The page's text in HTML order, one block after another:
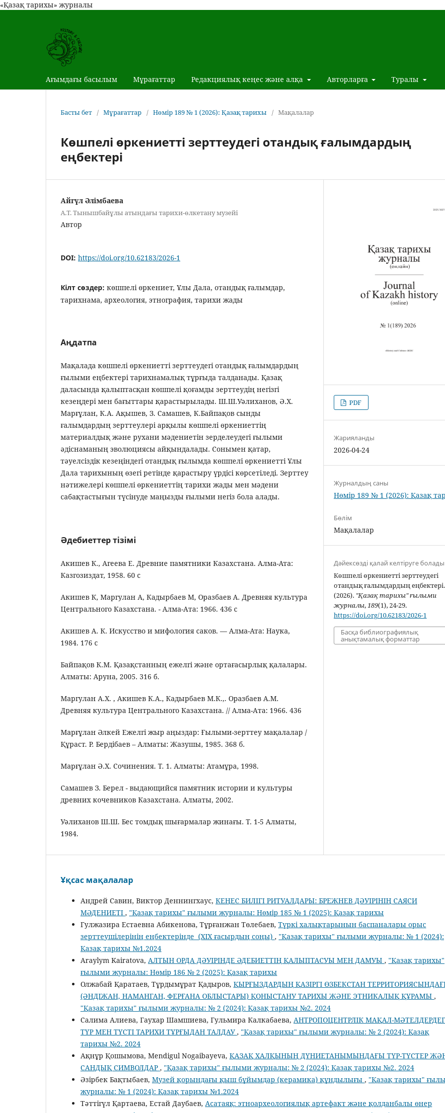
«Қазақ тарихы» журналы
Ағымдағы басылым Мұрағаттар Редакциялық кеңес және алқа Авторларға Туралы
Басты бет / Мұрағаттар / Нөмір 189 № 1 (2026): Қазақ тарихы / Мақалалар
Көшпелі өркениетті зерттеудегі отандық ғалымдардың
еңбектері
Айгүл Әлімбаева
А.Т. Тынышбайұлы атындағы тарихи-өлкетану музейі
Автор
DOI: https://doi.org/10.62183/2026-1
Кілт сөздер: көшпелі өркениет, Ұлы Дала, отандық ғалымдар,
тарихнама, археология, этнография, тарихи жады
Аңдатпа
Мақалада көшпелі өркениетті зерттеудегі отандық ғалымдардың
ғылыми еңбектері тарихнамалық тұрғыда талданады. Қазақ
даласында қалыптасқан көшпелі қоғамды зерттеудің негізгі
кезеңдері мен бағыттары қарастырылады. Ш.Ш.Уәлиханов, Ә.Х.
Марғұлан, К.А. Ақышев, З. Самашев, К.Байпақов сынды
ғалымдардың зерттеулері арқылы көшпелі өркениеттің
материалдық және рухани мәдениетін зерделеудегі ғылыми
әдіснаманың эволюциясы айқындалады. Сонымен қатар,
тәуелсіздік кезеңіндегі отандық ғылымда көшпелі өркениетті Ұлы
Дала тарихының өзегі ретінде қарастыру үрдісі көрсетіледі. Зерттеу
нәтижелері көшпелі өркениеттің тарихи жады мен мәдени
сабақтастығын түсінуде маңызды ғылыми негіз бола алады.
Әдебиеттер тізімі
Акишев К., Агеева Е. Древние памятники Казахстана. Алма-Ата:
Казгозиздат, 1958. 60 с
Акишев К, Маргулан А, Кадырбаев М, Оразбаев А. Древняя культура
Центрального Казахстана. - Алма-Aтa: 1966. 436 с
Акишев А. К. Искусство и мифология саков. — Алма-Ата: Наука,
1984. 176 с
Байпақов К.М. Қазақстанның ежелгі және ортағасырлық қалалары.
Алматы: Аруна, 2005. 316 б.
Маргулан А.X. , Акишев К.А., Кадырбаев М.К.,. Оразбаев А.М.
Древняя культура Центрального Казахстана. // Алма-Aтa: 1966. 436
Марғұлан Әлкей Ежелгі жыр аңыздар: Ғылыми-зерттеу мақалалар /
Құраст. Р. Бердібаев – Алматы: Жазушы, 1985. 368 б.
Марғұлан Ә.Х. Сочинения. Т. 1. Алматы: Атамұра, 1998.
Самашев З. Берел - выдающийся памятник истории и культуры
древних кочевников Казахстана. Алматы, 2002.
Уәлиханов Ш.Ш. Бес томдық шығармалар жинағы. Т. 1-5 Алматы,
1984.
PDF
Жарияланды
2026-04-24
Журналдың саны
Нөмір 189 № 1 (2026): Қазақ
Бөлім
Мақалалар
Дәйексөзді қалай келтіруге болады
Көшпелі өркениетті зерттеудегі
отандық ғалымдардың еңбектері.
(2026). "Қазақ тарихы" ғылыми
журналы,189(1), 24-29.
https://doi.org/10.62183/2026-1
Басқа библиографиялық
анықтамалық форматтар
Ұқсас мақалалар
Андрей Савин, Виктор Деннингхаус, КЕҢЕС БИЛІГІ РИТУАЛДАРЫ: БРЕЖНЕВ ДӘУІРІНІҢ САЯСИ
МӘДЕНИЕТІ , "Қазақ тарихы" ғылыми журналы: Нөмір 185 № 1 (2025): Қазақ тарихы
Гулжазира Естаевна Абикенова, Тұрғанжан Төлебаев, Түркі халықтарының баспаналары орыс
зерттеушілерінің еңбектерінде (ХІХ ғасырдың соңы) , "Қазақ тарихы" ғылыми журналы: № 1 (2024):
Қазақ тарихы №1.2024
Araylym Kairatova, АЛТЫН ОРДА ДӘУІРІНДЕ ӘДЕБИЕТТІҢ ҚАЛЫПТАСУЫ МЕН ДАМУЫ , "Қазақ тарихы"
ғылыми журналы: Нөмір 186 № 2 (2025): Қазақ тарихы
Олжабай Қаратаев, Тұрдымұрат Қадыров, ҚЫРҒЫЗДАРДЫҢ ҚАЗІРГІ ӨЗБЕКСТАН
(ӘНДІЖАН, НАМАНГАН, ФЕРҒАНА ОБЛЫСТАРЫ) ҚОНЫСТАНУ ТАРИХЫ ЖӘНЕ ЭТНИКАЛЫҚ ҚҰРАМЫ ,
"Қазақ тарихы" ғылыми журналы: № 2 (2024): Қазақ тарихы №2. 2024
Салима Алиева, Гаухар Шамшиева, Гульмира Калкабаева, АНТРОПОЦЕНТРЛІК МАҚАЛ-
ТҮР МЕН ТҮСТІ ТАРИХИ ТҰРҒЫДАН ТАЛДАУ, "Қазақ тарихы" ғылыми журналы: № 2 (2024): Қазақ
тарихы №2. 2024
Ақнұр Қошымова, Mendigul Nogaibayeva, ҚАЗАҚ ХАЛҚЫНЫҢ ДҮНИЕТАНЫМЫНДАҒЫ ТҮР-ТҮСТЕР
САНДЫҚ СИМВОЛДАР , "Қазақ тарихы" ғылыми журналы: № 2 (2024): Қазақ тарихы №2. 2024
Әзірбек Бақтыбаев, Музей қорындағы қыш бұйымдар (керамика) құндылығы , "Қазақ тарихы"
журналы: № 1 (2024): Қазақ тарихы №1.2024
Тәттігүл Қартаева, Естай Даубаев, Асатаяқ: этноархеологиялық артефакт және қолданбалы өнер